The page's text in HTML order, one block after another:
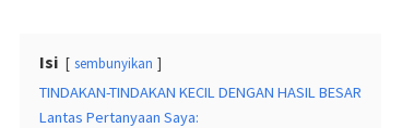
Isi sembunyikan
TINDAKAN-TINDAKAN KECIL DENGAN HASIL BESAR
Lantas Pertanyaan Saya: